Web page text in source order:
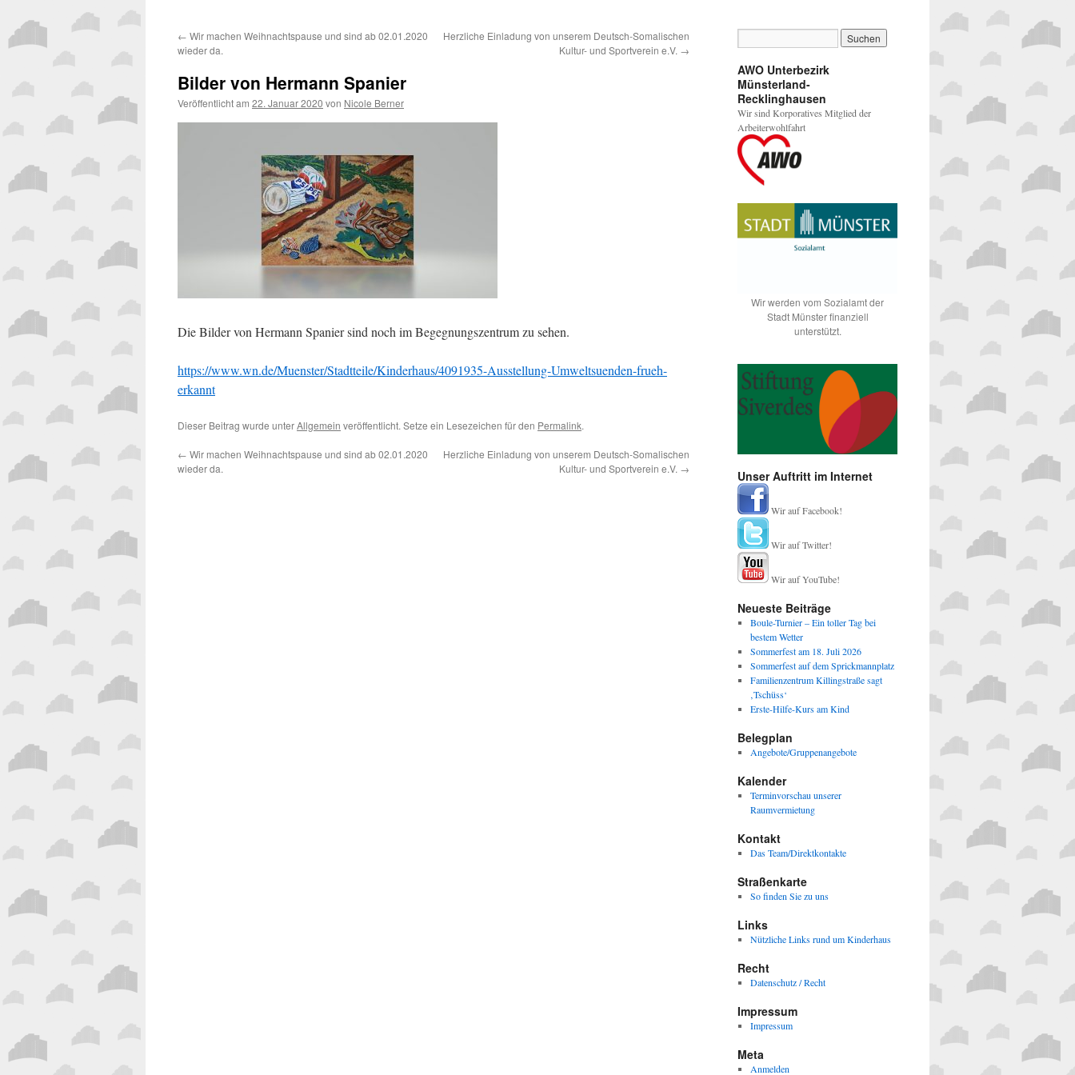
← Wir machen Weihnachtspause und sind ab 02.01.2020
wieder da.
Herzliche Einladung von unserem Deutsch-Somalischen
Kultur- und Sportverein e.V. →
Bilder von Hermann Spanier
Veröffentlicht am 22. Januar 2020 von Nicole Berner
Die Bilder von Hermann Spanier sind noch im Begegnungszentrum zu sehen.
https://www.wn.de/Muenster/Stadtteile/Kinderhaus/4091935-Ausstellung-Umweltsuenden-frueh-
erkannt
Dieser Beitrag wurde unterAllgemein veröffentlicht. Setze ein Lesezeichen für den Permalink.
← Wir machen Weihnachtspause und sind ab 02.01.2020
wieder da.
Herzliche Einladung von unserem Deutsch-Somalischen
Kultur- und Sportverein e.V. →
AWO Unterbezirk
Münsterland-
Recklinghausen
Wir sind Korporatives Mitglied der
Arbeiterwohlfahrt
Wir werden vom Sozialamt der
Stadt Münster finanziell
unterstützt.
Unser Auftritt im Internet
Wir auf Facebook!
Wir auf Twitter!
Wir auf YouTube!
Neueste Beiträge
Boule-Turnier – Ein toller Tag bei
bestem Wetter
Sommerfest am 18. Juli 2026
Sommerfest auf dem Sprickmannplatz
Familienzentrum Killingstraße sagt
‚Tschüss‘
Erste-Hilfe-Kurs am Kind
Belegplan
Angebote/Gruppenangebote
Kalender
Terminvorschau unserer
Raumvermietung
Kontakt
Das Team/Direktkontakte
Straßenkarte
So finden Sie zu uns
Links
Nützliche Links rund um Kinderhaus
Recht
Datenschutz / Recht
Impressum
Impressum
Meta
Anmelden